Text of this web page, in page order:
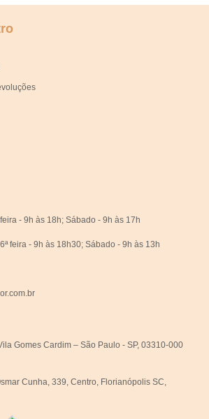
- 9h às 18h; Sábado - 9h às 17h
feira - 9h às 18h30; Sábado - 9h às 13h
Gomes Cardim – São Paulo - SP, 03310-000
Cunha, 339, Centro, Florianópolis SC,